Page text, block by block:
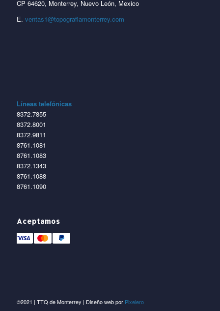
CP 64620, Monterrey, Nuevo León, Mexico
E. ventas1@topografiamonterrey.com
Líneas telefónicas
8372.7855
8372.8001
8372.9811
8761.1081
8761.1083
8372.1343
8761.1088
8761.1090
Aceptamos
©2021 | TTQ de Monterrey | Diseño web por Pixelero